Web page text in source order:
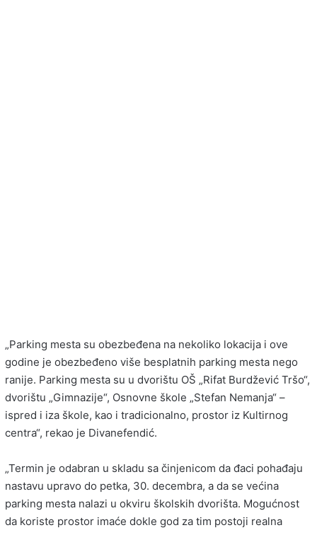
„Parking mesta su obezbeđena na nekoliko lokacija i ove
godine je obezbeđeno više besplatnih parking mesta nego
ranije. Parking mesta su u dvorištu OŠ „Rifat Burdžević Tršo“,
dvorištu „Gimnazije“, Osnovne škole „Stefan Nemanja“ –
ispred i iza škole, kao i tradicionalno, prostor iz Kultirnog
centra“, rekao je Divanefendić.
„Termin je odabran u skladu sa činjenicom da đaci pohađaju
nastavu upravo do petka, 30. decembra, a da se većina
parking mesta nalazi u okviru školskih dvorišta. Mogućnost
da koriste prostor imaće dokle god za tim postoji realna